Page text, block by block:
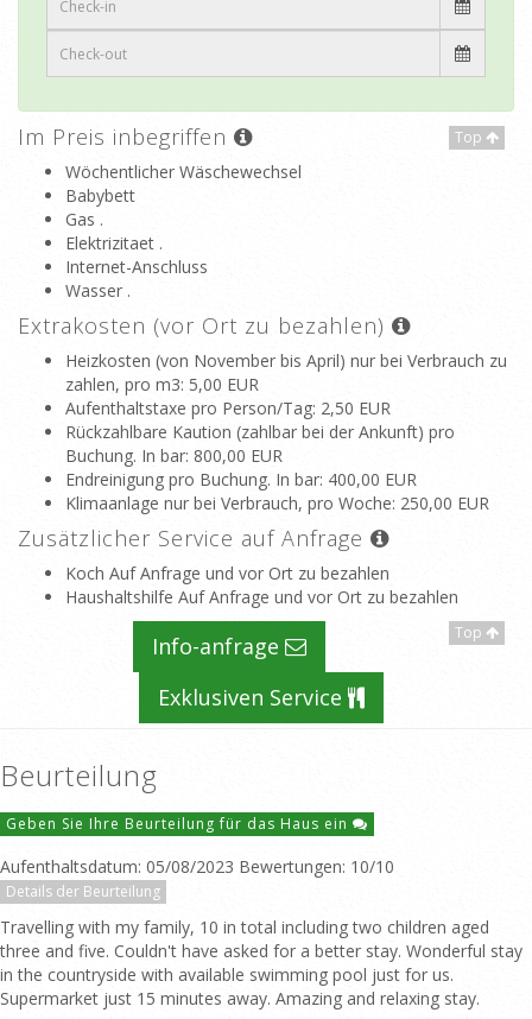
Top
Im Preis inbegriffen
Wöchentlicher Wäschewechsel
Babybett
Gas .
Elektrizitaet .
Internet-Anschluss
Wasser .
Extrakosten (vor Ort zu bezahlen)
Heizkosten (von November bis April) nur bei Verbrauch zu
zahlen, pro m3: 5,00 EUR
Aufenthaltstaxe pro Person/Tag: 2,50 EUR
Rückzahlbare Kaution (zahlbar bei der Ankunft) pro
Buchung. In bar: 800,00 EUR
Endreinigung pro Buchung. In bar: 400,00 EUR
Klimaanlage nur bei Verbrauch, pro Woche: 250,00 EUR
Zusätzlicher Service auf Anfrage
Koch Auf Anfrage und vor Ort zu bezahlen
Haushaltshilfe Auf Anfrage und vor Ort zu bezahlen
Top
Info-anfrage
Exklusiven Service
Beurteilung
Geben Sie Ihre Beurteilung für das Haus ein
Aufenthaltsdatum: 05/08/2023 Bewertungen: 10/10
Details der Beurteilung
Travelling with my family, 10 in total including two children aged
three and five. Couldn't have asked for a better stay. Wonderful stay
in the countryside with available swimming pool just for us.
Supermarket just 15 minutes away. Amazing and relaxing stay.